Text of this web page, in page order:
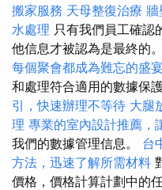
搬家服務 天母整復治療 牆
水處理 只有我們員工確認
他信息才被認為是最終的。
每個聚會都成為難忘的盛
和處理符合適用的數據保
引，快速辦理不等待 大腿
理 專業的室內設計推薦，
我們的數據管理信息。 台
方法，迅速了解所需材料
價格，價格計算計劃中的